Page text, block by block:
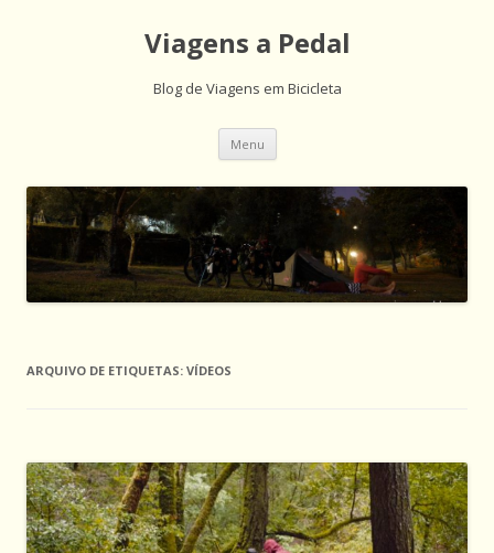
Viagens a Pedal
Blog de Viagens em Bicicleta
Menu Saltar
o
conteúdo
ARQUIVO DE ETIQUETAS: VÍDEOS